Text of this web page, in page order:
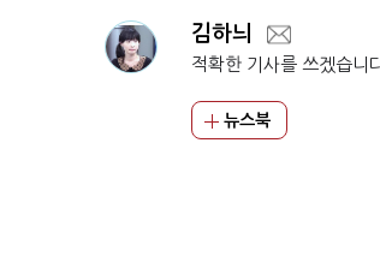
김하늬
적확한 기사를 쓰겠습니
뉴스북